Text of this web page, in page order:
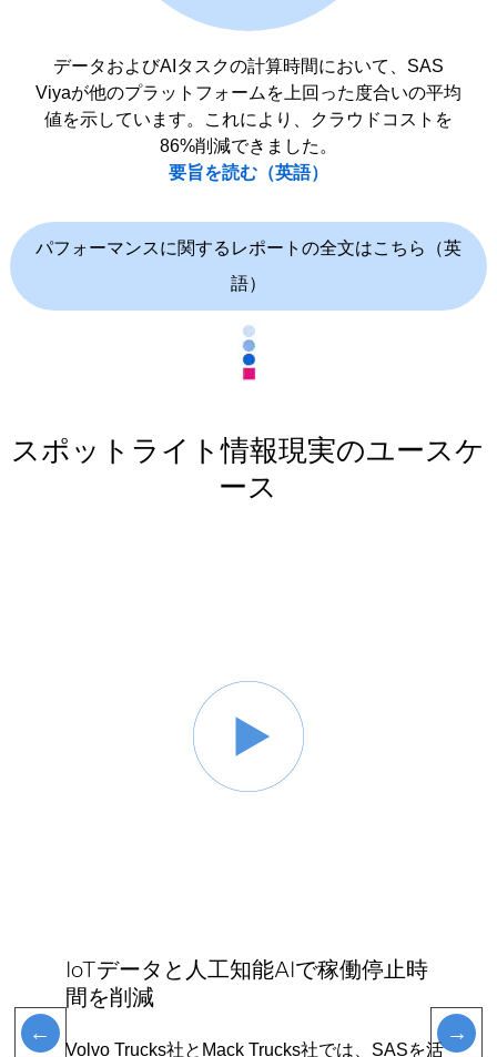
データおよびAIタスクの計算時間において、SAS
Viyaが他のプラットフォームを上回った度合いの平均
値を示しています。これにより、クラウドコストを
86%削減できました。
要旨を読む（英語）
パフォーマンスに関するレポートの全文はこちら（英
語）
スポットライト情報現実のユースケ
ース
IoTデータと人工知能AIで稼働停止時
間を削減
Volvo Trucks社とMack Trucks社では、SASを活